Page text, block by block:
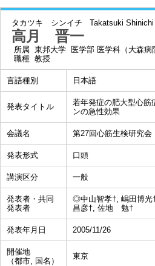
タカツキ シンイチ Takatsuki Shinichi
高月 晋一
所属 東邦大学 医学部 医学科（大森病
職種 教授
言語種別 日本語
発表タイトル
若年発症の肥大型心筋
ンの急性効果
会議名 第27回心筋生検研究会
発表形式 口頭
講演区分 一般
発表者・共同
発表者
◎中山智孝†, 嶋田博光
昌彦†, 佐地 勉†
発表年月日 2005/11/26
開催地
（都市, 国名）
東京